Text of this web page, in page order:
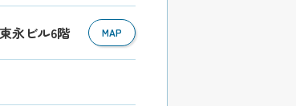
永ビル6階 MAP